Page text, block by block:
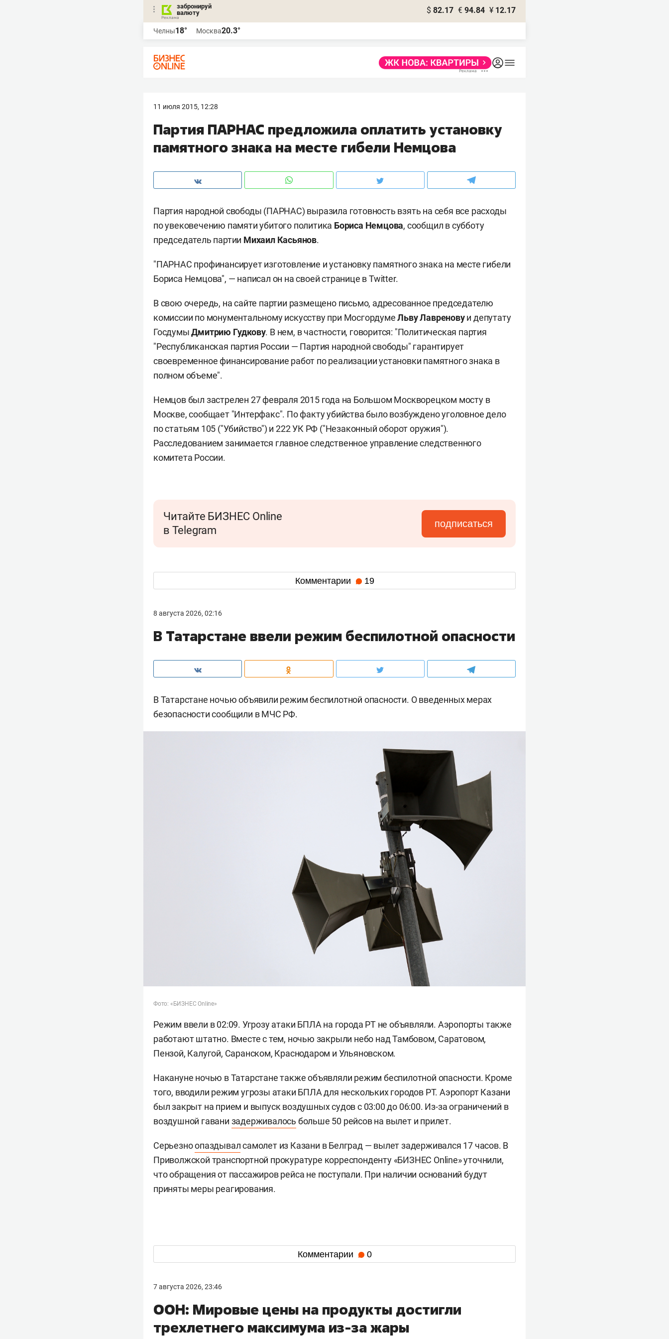
забронируй
валюту
$ 82.17 € 94.84 ¥ 12.17
Челны18° Москва20.3°
11 июля 2015, 12:28
Партия ПАРНАС предложила оплатить установку
памятного знака на месте гибели Немцова
Партия народной свободы (ПАРНАС) выразила готовность взять на себя все расходы
по увековечению памяти убитого политика Бориса Немцова, сообщил в субботу
председатель партии Михаил Касьянов.
"ПАРНАС профинансирует изготовление и установку памятного знака на месте гибели
Бориса Немцова", — написал он на своей странице в Twitter.
В свою очередь, на сайте партии размещено письмо, адресованное председателю
комиссии по монументальному искусству при МосгордумеЛьву Лавреновуи депутату
ГосдумыДмитрию Гудкову. В нем, в частности, говорится: "Политическая партия
"Республиканская партия России — Партия народной свободы" гарантирует
своевременное финансирование работ по реализации установки памятного знака в
полном объеме".
Немцов был застрелен 27 февраля 2015 года на Большом Москворецком мосту в
Москве, сообщает "Интерфакс". По факту убийства было возбуждено уголовное дело
по статьям 105 ("Убийство") и 222 УК РФ ("Незаконный оборот оружия").
Расследованием занимается главное следственное управление следственного
комитета России.
Читайте БИЗНЕС Online
в Telegram
подписаться
Комментарии 19
8 августа 2026, 02:16
В Татарстане ввели режим беспилотной опасности
В Татарстане ночью объявили режим беспилотной опасности. О введенных мерах
безопасности сообщили в МЧС РФ.
Фото: «БИЗНЕС Online»
Режим ввели в 02:09. Угрозу атаки БПЛА на города РТ не объявляли. Аэропорты также
работают штатно. Вместе с тем, ночью закрыли небо над Тамбовом, Саратовом,
Пензой, Калугой, Саранском, Краснодаром и Ульяновском.
Накануне ночью в Татарстане также объявляли режим беспилотной опасности. Кроме
того, вводили режим угрозы атаки БПЛА для нескольких городов РТ. Аэропорт Казани
был закрыт на прием и выпуск воздушных судов с 03:00 до 06:00. Из-за ограничений в
воздушной гавани задерживалось больше 50 рейсов на вылет и прилет.
Серьезноопаздывалсамолет из Казани в Белград — вылет задерживался 17 часов. В
Приволжской транспортной прокуратуре корреспонденту «БИЗНЕС Online» уточнили,
что обращения от пассажиров рейса не поступали. При наличии оснований будут
приняты меры реагирования.
Комментарии 0
7 августа 2026, 23:46
ООН: Мировые цены на продукты достигли
трехлетнего максимума из-за жары